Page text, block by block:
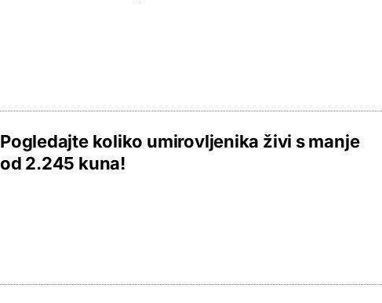
Pogledajte koliko umirovljenika živi s manje
od 2.245 kuna!